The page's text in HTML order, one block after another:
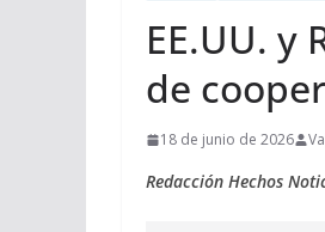
EE.UU.
de
18 de junio de 2026
Redacción Hechos